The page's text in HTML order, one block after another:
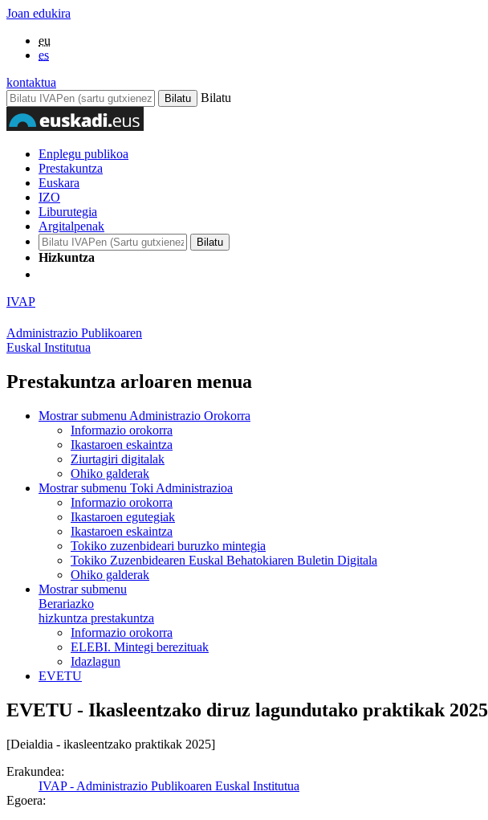
Joan edukira
eu
es
kontaktua
Bilatu
Enplegu publikoa
Prestakuntza
Euskara
IZO
Liburutegia
Argitalpenak
Hizkuntza
IVAP
Administrazio Publikoaren
Euskal Institutua
Prestakuntza arloaren menua
Mostrar submenu Administrazio Orokorra
Informazio orokorra
Ikastaroen eskaintza
Ziurtagiri digitalak
Ohiko galderak
Mostrar submenu Toki Administrazioa
Informazio orokorra
Ikastaroen egutegiak
Ikastaroen eskaintza
Tokiko zuzenbideari buruzko mintegia
Tokiko Zuzenbidearen Euskal Behatokiaren Buletin Digitala
Ohiko galderak
Mostrar submenu
Berariazko
hizkuntza prestakuntza
Informazio orokorra
ELEBI. Mintegi berezituak
Idazlagun
EVETU
EVETU - Ikasleentzako diruz lagundutako praktikak 2025
[Deialdia - ikasleentzako praktikak 2025]
Erakundea:
IVAP - Administrazio Publikoaren Euskal Institutua
Egoera: